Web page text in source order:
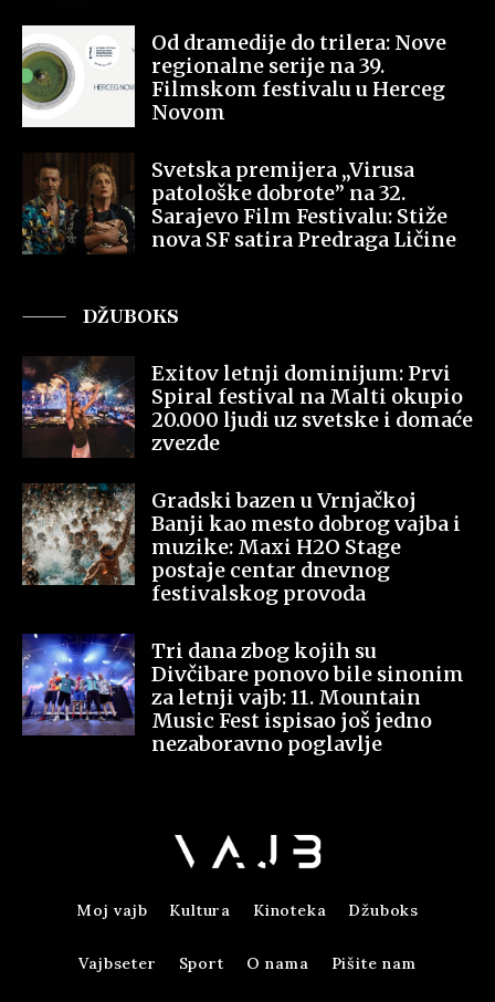
Od dramedije do trilera: Nove
regionalne serije na 39.
Filmskom festivalu u Herceg
Novom
Svetska premijera „Virusa
patološke dobrote” na 32.
Sarajevo Film Festivalu: Stiže
nova SF satira Predraga Ličine
DŽUBOKS
Exitov letnji dominijum: Prvi
Spiral festival na Malti okupio
20.000 ljudi uz svetske i domaće
zvezde
Gradski bazen u Vrnjačkoj
Banji kao mesto dobrog vajba i
muzike: Maxi H2O Stage
postaje centar dnevnog
festivalskog provoda
Tri dana zbog kojih su
Divčibare ponovo bile sinonim
za letnji vajb: 11. Mountain
Music Fest ispisao još jedno
nezaboravno poglavlje
Moj vajb Kultura Kinoteka Džuboks
Vajbseter Sport O nama Pišite nam